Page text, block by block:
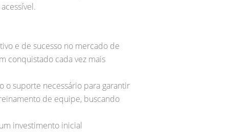
e de sucesso no mercado de
conquistado cada vez mais
o suporte necessário para garantir
de equipe, buscando
investimento inicial